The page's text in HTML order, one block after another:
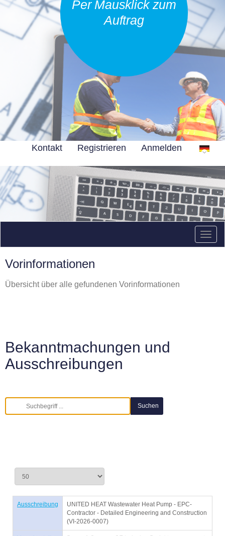
Per Mausklick zum
Auftrag
Kontakt Registrieren Anmelden
Vorinformationen
Übersicht über alle gefundenen Vorinformationen
Bekanntmachungen und
Ausschreibungen
Ausschreibung
UNITED HEAT Wastewater Heat Pump - EPC-
Contractor - Detailed Engineering and Construction
(VI-2026-0007)